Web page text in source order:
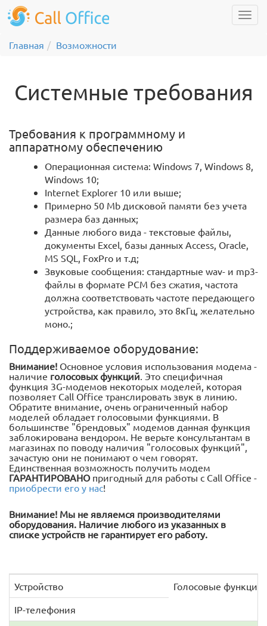
Главная Возможности
Системные требования
Требования к программному и
аппаратному обеспечению
Операционная система: Windows 7, Windows 8,
Windows 10;
Internet Explorer 10 или выше;
Примерно 50 Mb дисковой памяти без учета
размера баз данных;
Данные любого вида - текстовые файлы,
документы Excel, базы данных Access, Oracle,
MS SQL, FoxPro и т.д;
Звуковые сообщения: стандартные wav- и mp3-
файлы в формате PCM без сжатия, частота
должна соответствовать частоте передающего
устройства, как правило, это 8кГц, желательно
моно.;
Поддерживаемое оборудование:
Внимание! Основное условия использования модема -
наличие голосовых функций. Это специфичная
функция 3G-модемов некоторых моделей, которая
позволяет Call Office транслировать звук в линию.
Обратите внимание, очень ограниченный набор
моделей обладает голосовыми функциями. В
большинстве "брендовых" модемов данная функция
заблокирована вендором. Не верьте консультантам в
магазинах по поводу наличия "голосовых функций",
зачастую они не понимают о чем говорят.
Единственная возможность получить модем
ГАРАНТИРОВАНОпригодный для работы с Call Office -
приобрести его у нас!
Внимание! Мы не являемся производителями
оборудования. Наличие любого из указанных в
списке устройств не гарантирует его работу.
Устройство
Голосовые функции
IP-телефония